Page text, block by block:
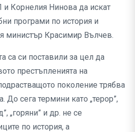
Корнелия Нинова да искат
програми по история и
министър Красимир Вълчев.
са си поставили за цел да
престъпленията на
поколение трябва
До сега термини като „терор”,
„горяни” и др. не се
по история, а